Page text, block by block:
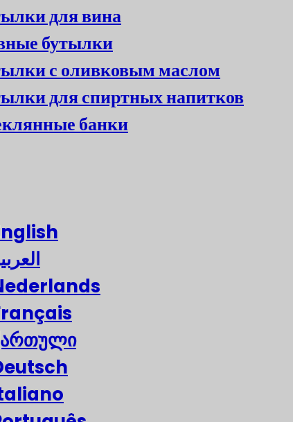
для вина
бутылки
с оливковым маслом
для спиртных напитков
банки